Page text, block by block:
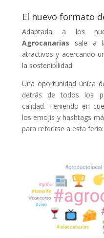
El nuevo formato
Adaptada a los
Agrocanarias sale a
atractivos y acercando
la sostenibilidad.
Una oportunidad única
detrás de todos los
calidad. Teniendo en
los emojis y hashtags
para referirse a esta feria: